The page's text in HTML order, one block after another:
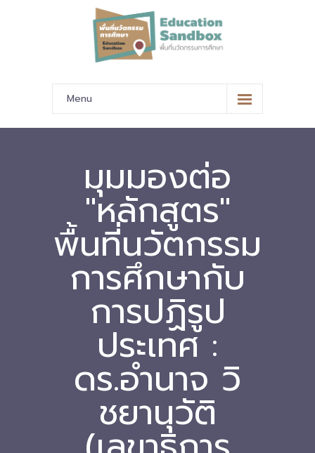
Menu
หน้าหลัก
-- มาตรฐานข้อมูลและมาตรฐานการแลกเปลี่ยนข้อมูล
-- สถานศึกษานำร่อง
-- EdusandboxGM
-- วีดิทัศน์นำเสนอสถานศึกษานำร่อง
-- ปฏิทินการขับเคลื่อนพื้นที่นวัตกรรมการศึกษา
-- หนังสือและเอกสาร
-- กฎหมาย
---- เจตนารมณ์ของ พ.ร.บ.
มุมมองต่อ
"หลักสูตร"
พื้นที่นวัตกรรม
การศึกษากับ
การปฏิรูป
ประเทศ :
ดร.อำนาจ วิ
ชยานุวัติ